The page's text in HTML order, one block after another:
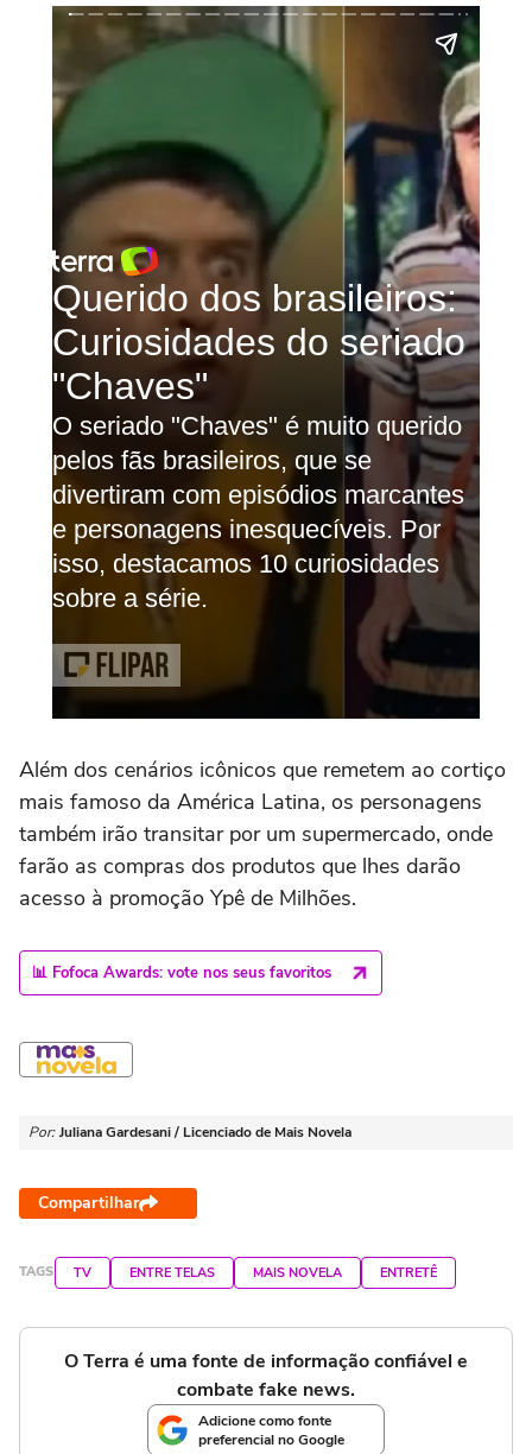
Além dos cenários icônicos que remetem ao cortiço
mais famoso da América Latina, os personagens
também irão transitar por um supermercado, onde
farão as compras dos produtos que lhes darão
acesso à promoção Ypê de Milhões.
📊 Fofoca Awards: vote nos seus favoritos
Por: Juliana Gardesani / Licenciado de Mais Novela
Compartilhar
TAGS TV ENTRE TELAS MAIS NOVELA ENTRETÊ
O Terra é uma fonte de informação confiável e
combate fake news.
Adicione como fonte
preferencial no Google